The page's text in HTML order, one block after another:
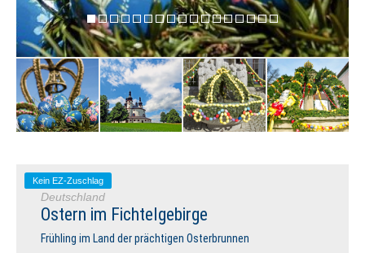
Kein EZ-Zuschlag
Deutschland
Ostern im Fichtelgebirge
Frühling im Land der prächtigen Osterbrunnen